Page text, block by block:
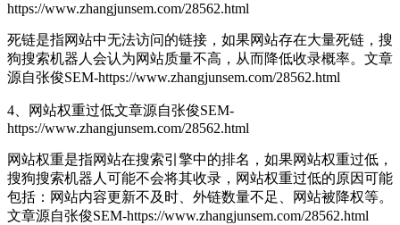
https://www.zhangjunsem.com/28562.html
死链是指网站中无法访问的链接，如果网站存在大量死链，搜
狗搜索机器人会认为网站质量不高，从而降低收录概率。 文章
源自张俊SEM-https://www.zhangjunsem.com/28562.html
4、网站权重过低文章源自张俊SEM-
https://www.zhangjunsem.com/28562.html
网站权重是指网站在搜索引擎中的排名，如果网站权重过低，
搜狗搜索机器人可能不会将其收录，网站权重过低的原因可能
包括：网站内容更新不及时、外链数量不足、网站被降权等。
文章源自张俊SEM-https://www.zhangjunsem.com/28562.html